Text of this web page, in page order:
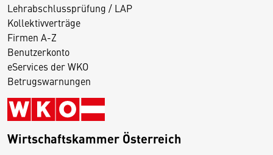
Lehrabschlussprüfung / LAP
Kollektivverträge
Firmen A-Z
Benutzerkonto
eServices der WKO
Betrugswarnungen
Wirtschaftskammer Österreich